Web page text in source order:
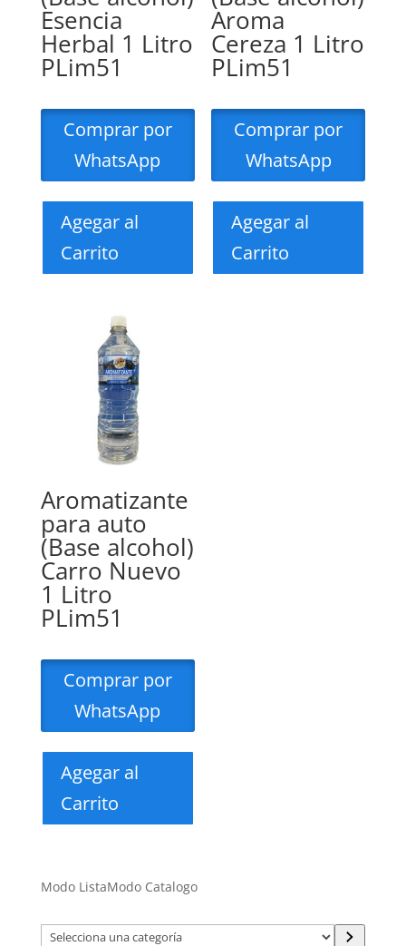
Esencia
Herbal 1 Litro
PLim51
Comprar por
WhatsApp
Agegar al
Carrito
Aroma
Cereza 1 Litro
PLim51
Comprar por
WhatsApp
Agegar al
Carrito
Aromatizante
para auto
(Base alcohol)
Carro Nuevo
1 Litro
PLim51
Comprar por
WhatsApp
Agegar al
Carrito
Modo ListaModo Catalogo
Selecciona